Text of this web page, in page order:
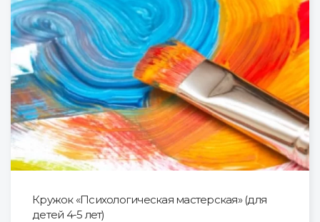
Кружок «Психологическая мастерская» (для
детей 4-5 лет)